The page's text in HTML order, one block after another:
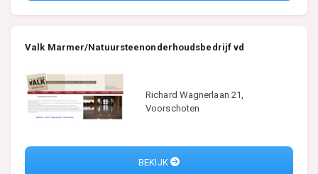
Valk Marmer/Natuursteenonderhoudsbedrijf vd
Richard Wagnerlaan 21,
Voorschoten
BEKIJK